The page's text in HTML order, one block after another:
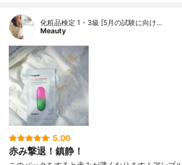
化粧品検定 1・3級 [5月の試験に向け…
Meauty
5.00
赤み撃退！鎮静！